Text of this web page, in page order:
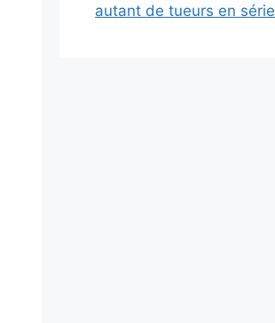
autant de tueurs en série